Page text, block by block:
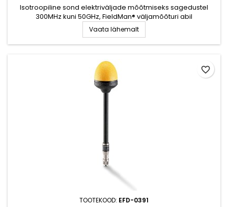
Isotroopiline sond elektriväljade mõõtmiseks sagedustel
300MHz kuni 50GHz, FieldMan® väljamõõturi abil
Vaata lähemalt
TOOTEKOOD: EFD-0391
favorite_border